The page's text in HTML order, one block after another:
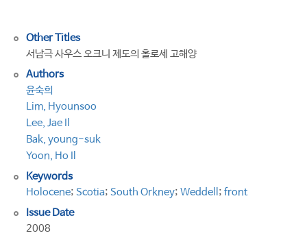
Other Titles
서남극 사우스 오크니 제도의 홀로세 고해양
Authors
윤숙희
Lim, Hyounsoo
Lee, Jae Il
Bak, young-suk
Yoon, Ho Il
Keywords
Holocene; Scotia; South Orkney; Weddell ; front
Issue Date
2008